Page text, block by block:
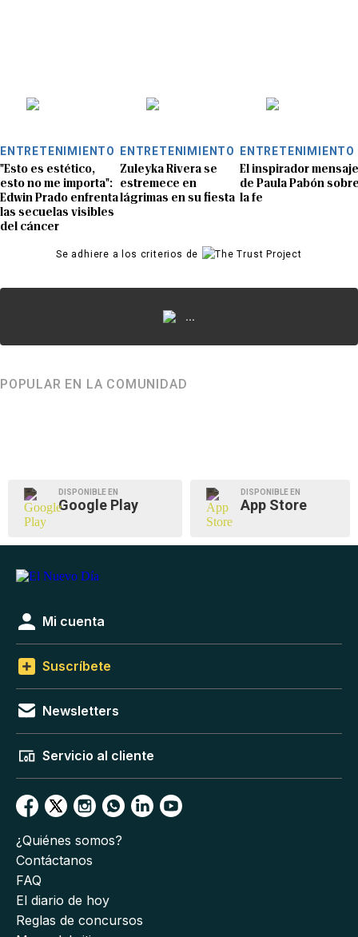
ENTRETENIMIENTO
"Esto es estético,
esto no me importa":
Edwin Prado enfrenta
las secuelas visibles
del cáncer
ENTRETENIMIENTO
Zuleyka Rivera se
estremece en
lágrimas en su fiesta
ENTRETENIMIENTO
El inspirador mensaje
de Paula Pabón
la fe
Se adhiere a los criterios de
...
POPULAR EN LA COMUNIDAD
DISPONIBLE EN
Google Play
DISPONIBLE EN
App Store
Mi cuenta
Suscríbete
Newsletters
Servicio al cliente
¿Quiénes somos?
Contáctanos
FAQ
El diario de hoy
Reglas de concursos